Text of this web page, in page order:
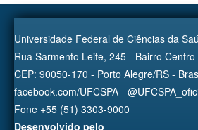
Universidade Federal de Ciências da
Rua Sarmento Leite, 245 - Bairro Centro
CEP: 90050-170 - Porto Alegre/RS -
facebook.com/UFCSPA -
Fone +55 (51) 3303-9000
Desenvolvido pelo